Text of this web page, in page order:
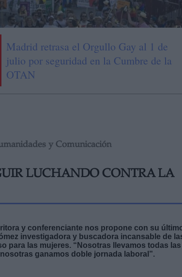
Madrid retrasa el Orgullo Gay al 1 de
julio por seguridad en la Cumbre de la
OTAN
y Comunicación
LUCHANDO CONTRA LA
y conferenciante nos propone con su
investigadora y buscadora incansable de
para las mujeres. “Nosotras llevamos todas
ganamos doble jornada laboral”.